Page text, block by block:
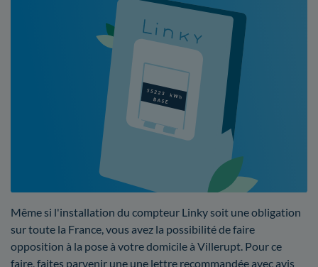
Même si l'installation du compteur Linky soit une obligation
sur toute la France, vous avez la possibilité de faire
opposition à la pose à votre domicile à Villerupt. Pour ce
faire, faites parvenir une une lettre recommandée avec avis